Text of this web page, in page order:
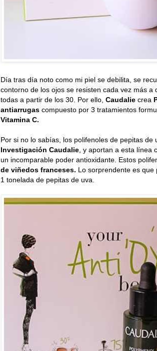
Día tras día noto como mi piel se debilita, se
contorno de los ojos se resisten cada vez más
todas a partir de los 30. Por ello, Caudalie crea
antiarrugas compuesto por 3 tratamientos
Vitamina C.
Por si no lo sabías, los polifenoles de pepitas de
Investigación Caudalie , y aportan a esta línea
un incomparable poder antioxidante. Estos
de viñedos franceses. Lo sorprendente es
1 tonelada de pepitas de uva.